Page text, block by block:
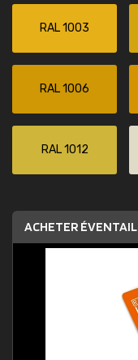
RAL 1003
RAL 1006
RAL 1012
ACHETER